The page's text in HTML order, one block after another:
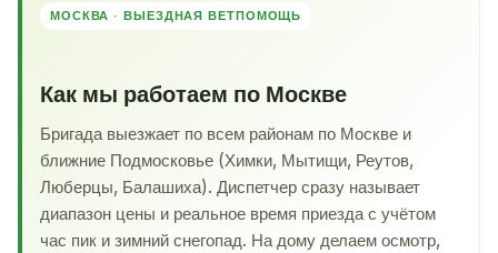
МОСКВА · ВЫЕЗДНАЯ ВЕТПОМОЩЬ
Как мы работаем по Москве
Бригада выезжает по всем районам по Москве и
ближние Подмосковье (Химки, Мытищи, Реутов,
Люберцы, Балашиха). Диспетчер сразу называет
диапазон цены и реальное время приезда с учётом
час пик и зимний снегопад. На дому делаем осмотр,